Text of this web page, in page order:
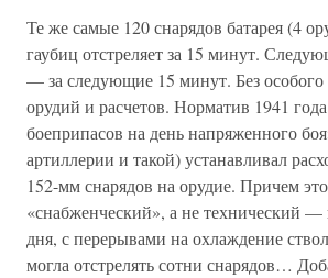
Те же самые 120 снарядов батарея (4
гаубиц отстреляет за 15 минут.
— за следующие 15 минут. Без
орудий и расчетов. Норматив 1941
боеприпасов на день напряженного
артиллерии и такой) устанавливал
152-мм снарядов на орудие. Причем
«снабженческий», а не технический —
дня, с перерывами на охлаждение
могла отстрелять сотни снарядов…